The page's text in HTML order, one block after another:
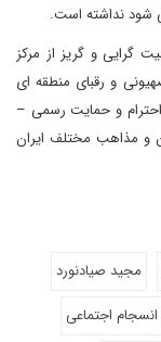
شود نداشته است.
گرایی و گریز از مرکز
و رقبای منطقه ای
احترام و حمایت رسمی –
و مذاهب مختلف ایران
مجید صیادنورد
انسجام اجتماعی